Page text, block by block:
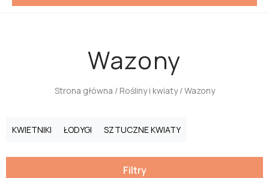
Wazony
Strona główna / Rośliny i kwiaty/ Wazony
KWIETNIKI ŁODYGI SZTUCZNE KWIATY
Filtry